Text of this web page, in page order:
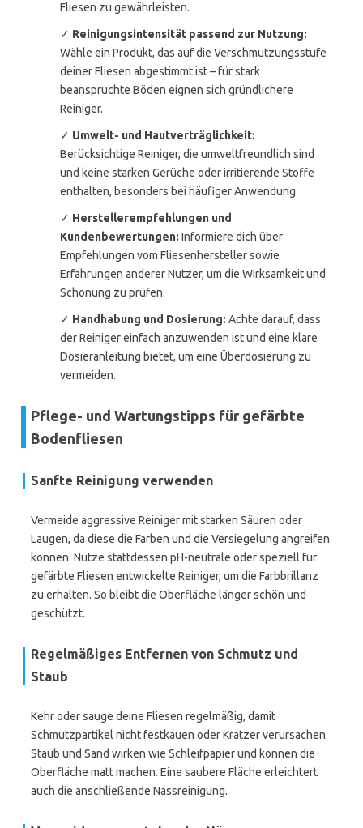
Fliesen zu gewährleisten.
✓ Reinigungsintensität passend zur Nutzung:
Wähle ein Produkt, das auf die Verschmutzungsstufe
deiner Fliesen abgestimmt ist – für stark
beanspruchte Böden eignen sich gründlichere
Reiniger.
✓ Umwelt- und Hautverträglichkeit:
Berücksichtige Reiniger, die umweltfreundlich sind
und keine starken Gerüche oder irritierende Stoffe
enthalten, besonders bei häufiger Anwendung.
✓ Herstellerempfehlungen und
Kundenbewertungen: Informiere dich über
Empfehlungen vom Fliesenhersteller sowie
Erfahrungen anderer Nutzer, um die Wirksamkeit und
Schonung zu prüfen.
✓ Handhabung und Dosierung: Achte darauf, dass
der Reiniger einfach anzuwenden ist und eine klare
Dosieranleitung bietet, um eine Überdosierung zu
vermeiden.
Pflege- und Wartungstipps für gefärbte
Bodenfliesen
Sanfte Reinigung verwenden
Vermeide aggressive Reiniger mit starken Säuren oder
Laugen, da diese die Farben und die Versiegelung angreifen
können. Nutze stattdessen pH-neutrale oder speziell für
gefärbte Fliesen entwickelte Reiniger, um die Farbbrillanz
zu erhalten. So bleibt die Oberfläche länger schön und
geschützt.
Regelmäßiges Entfernen von Schmutz und
Staub
Kehr oder sauge deine Fliesen regelmäßig, damit
Schmutzpartikel nicht festkauen oder Kratzer verursachen.
Staub und Sand wirken wie Schleifpapier und können die
Oberfläche matt machen. Eine saubere Fläche erleichtert
auch die anschließende Nassreinigung.